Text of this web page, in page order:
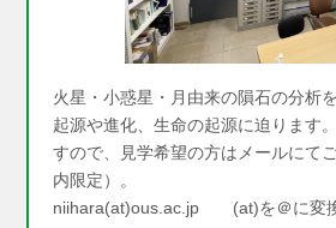
火星・小惑星・月由来の隕石の分析
起源や進化、生命の起源に迫ります
すので、見学希望の方はメールにて
内限定）。
niihara(at)ous.ac.jp (at)を＠に変換